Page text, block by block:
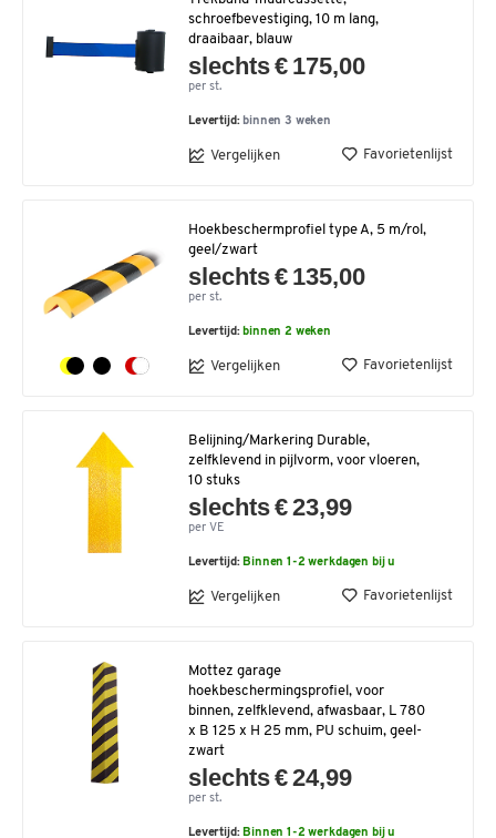
schroefbevestiging, 10 m lang,
draaibaar, blauw
slechts € 175,00
per st.
Levertijd:binnen 3 weken
Vergelijken Favorietenlijst
Hoekbeschermprofiel type A, 5 m/rol,
geel/zwart
slechts € 135,00
per st.
Levertijd:binnen 2 weken
Vergelijken Favorietenlijst
Belijning/Markering Durable,
zelfklevend in pijlvorm, voor vloeren,
10 stuks
slechts € 23,99
per VE
Levertijd:Binnen 1-2 werkdagen bij u
Vergelijken Favorietenlijst
Mottez garage
hoekbeschermingsprofiel, voor
binnen, zelfklevend, afwasbaar, L 780
x B 125 x H 25 mm, PU schuim, geel-
zwart
slechts € 24,99
per st.
Levertijd:Binnen 1-2 werkdagen bij u